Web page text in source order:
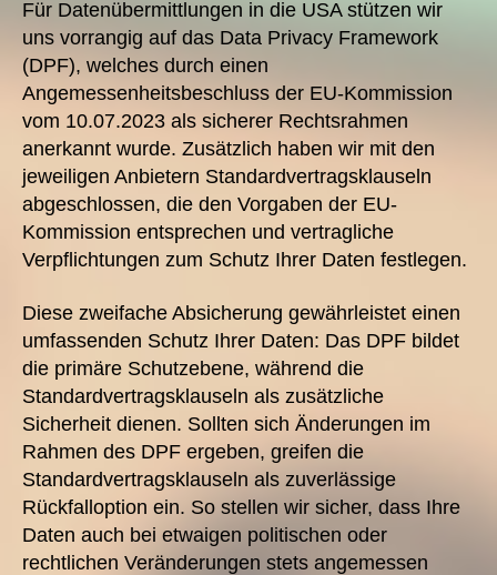
Für Datenübermittlungen in die USA stützen wir
uns vorrangig auf das Data Privacy Framework
(DPF), welches durch einen
Angemessenheitsbeschluss der EU-Kommission
vom 10.07.2023 als sicherer Rechtsrahmen
anerkannt wurde. Zusätzlich haben wir mit den
jeweiligen Anbietern Standardvertragsklauseln
abgeschlossen, die den Vorgaben der EU-
Kommission entsprechen und vertragliche
Verpflichtungen zum Schutz Ihrer Daten festlegen.
Diese zweifache Absicherung gewährleistet einen
umfassenden Schutz Ihrer Daten: Das DPF bildet
die primäre Schutzebene, während die
Standardvertragsklauseln als zusätzliche
Sicherheit dienen. Sollten sich Änderungen im
Rahmen des DPF ergeben, greifen die
Standardvertragsklauseln als zuverlässige
Rückfalloption ein. So stellen wir sicher, dass Ihre
Daten auch bei etwaigen politischen oder
rechtlichen Veränderungen stets angemessen